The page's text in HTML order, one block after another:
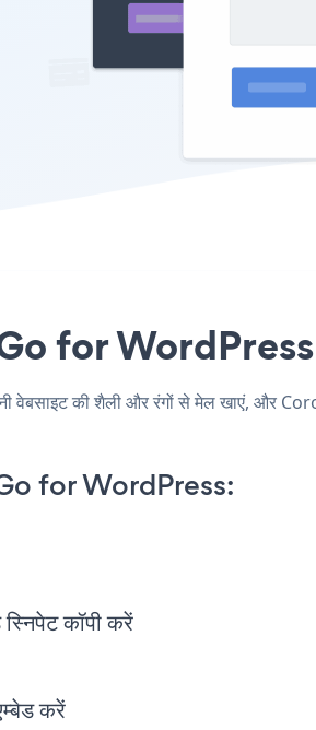
for WordPress
की शैली और रंगों से मेल खाएं, और
for WordPress:
कॉपी करें
करें